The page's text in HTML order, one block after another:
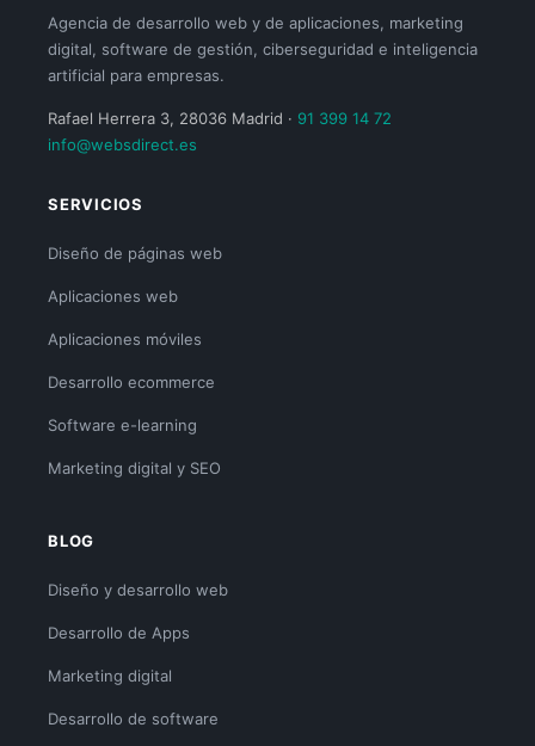
Agencia de desarrollo web y de aplicaciones, marketing
digital, software de gestión, ciberseguridad e inteligencia
artificial para empresas.
Rafael Herrera 3, 28036 Madrid · 91 399 14 72
info@websdirect.es
SERVICIOS
Diseño de páginas web
Aplicaciones web
Aplicaciones móviles
Desarrollo ecommerce
Software e-learning
Marketing digital y SEO
BLOG
Diseño y desarrollo web
Desarrollo de Apps
Marketing digital
Desarrollo de software